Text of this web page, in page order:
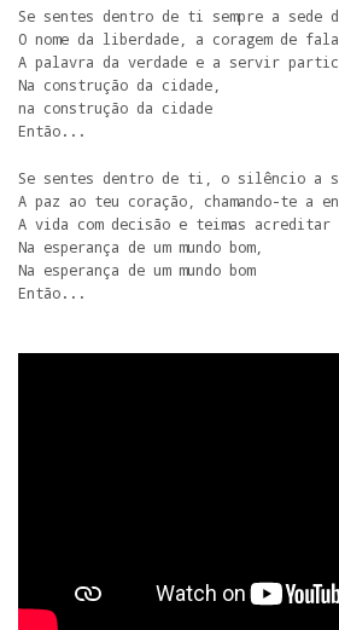
Se sentes dentro de ti sempre a sede
O nome da liberdade, a coragem de
A palavra da verdade e a servir
Na construção da cidade,
na construção da cidade
Então...
Se sentes dentro de ti, o silêncio a
A paz ao teu coração, chamando-te a
A vida com decisão e teimas acreditar
Na esperança de um mundo bom,
Na esperança de um mundo bom
Então...